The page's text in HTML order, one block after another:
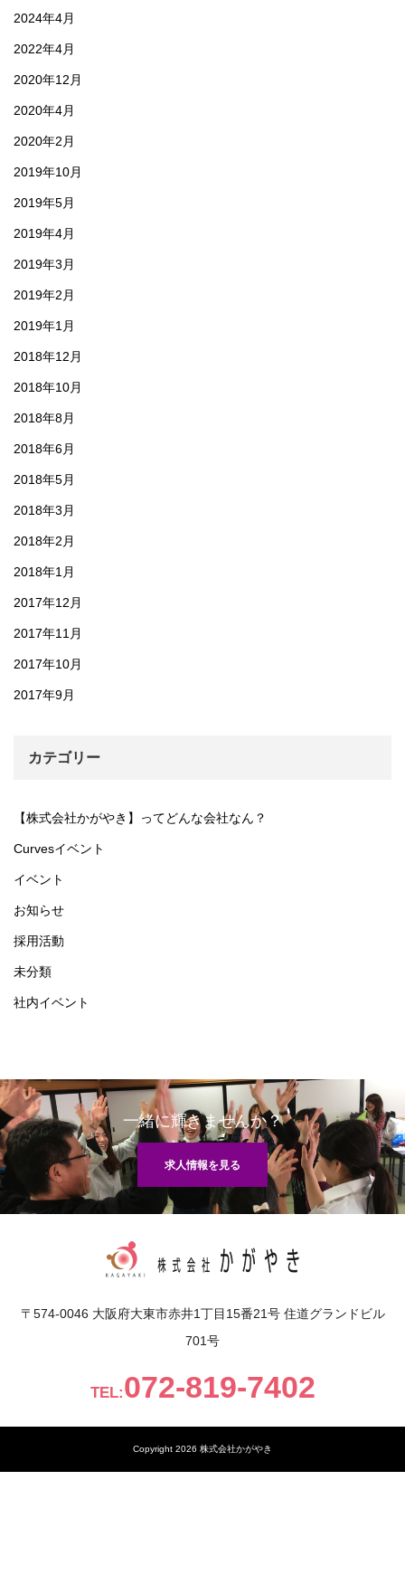
2024年4月
2022年4月
2020年12月
2020年4月
2020年2月
2019年10月
2019年5月
2019年4月
2019年3月
2019年2月
2019年1月
2018年12月
2018年10月
2018年8月
2018年6月
2018年5月
2018年3月
2018年2月
2018年1月
2017年12月
2017年11月
2017年10月
2017年9月
カテゴリー
【株式会社かがやき】ってどんな会社なん？
Curvesイベント
イベント
お知らせ
採用活動
未分類
社内イベント
一緒に輝きませんか？
求人情報を見る
〒574-0046 大阪府大東市赤井1丁目15番21号 住道グランドビル
701号
TEL:072-819-7402
Copyright 2026 株式会社かがやき